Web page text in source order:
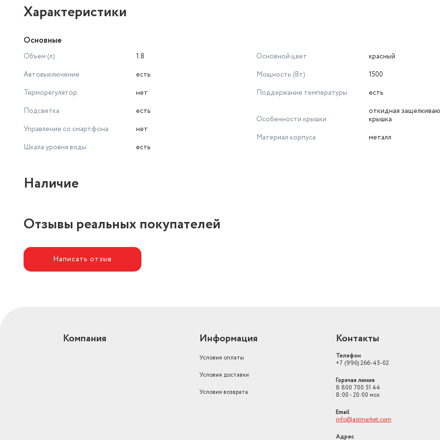
Характеристики
Основные
Объем (л)
1.8
Автовыключение
есть
Терморегулятор
нет
Подсветка
есть
Управление со смартфона
нет
Шкала уровня воды
есть
Основной цвет
красный
Мощность (Вт)
1500
Поддержание температуры
есть
Особенности крышки
откидная
крышка
Материал корпуса
металл
Наличие
Отзывы реальных покупателей
Написать отзыв
Компания Информация
Условия оплаты
Условия доставки
Условия возврата
Контакты
Телефон
+7 (996) 266-45-02
Горячая линия
8 800 700 51 44
8:00 - 20:00 мск
Email
info@astmarket.com
Адрес